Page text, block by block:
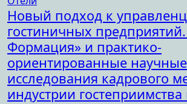
Новый подход к
гостиничных
Формация» и практико-
ориентированные научные
исследования кадрового
индустрии гостеприимства